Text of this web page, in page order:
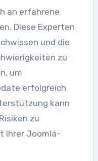
an erfahrene
Diese Experten
und die
zu
um
erfolgreich
kann
zu
Ihrer Joomla-